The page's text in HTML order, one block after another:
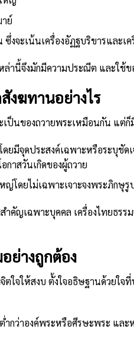
ย์
ซึ่งจะเน้นเครื่องอัฏฐบริขารและ
หล่านี้จึงมักมีความประณีต และ
งฆทานอย่างไร
เป็นของถวายพระเหมือนกัน แต่
ยมีจุดประสงค์เฉพาะหรือระบุชั
กาสวันเกิดของผู้ถวาย
โดยไม่เฉพาะเจาะจงพระภิกษุ
คัญเฉพาะบุคคล เครื่องไทยธร
อย่างถูกต้อง
ตใจให้สงบ ตั้งใจอธิษฐานด้วยใ
ต่ำกว่าองค์พระหรือศีรษะพระ แ